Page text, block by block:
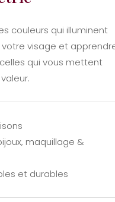
couleurs qui illuminent
visage et
qui vous mettent
maquillage &
et durables